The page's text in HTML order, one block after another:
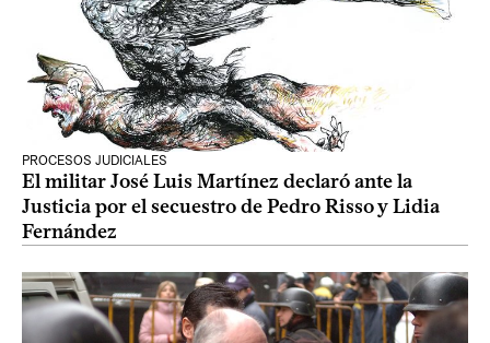
PROCESOS JUDICIALES
El militar José Luis Martínez declaró ante la
Justicia por el secuestro de Pedro Risso y Lidia
Fernández